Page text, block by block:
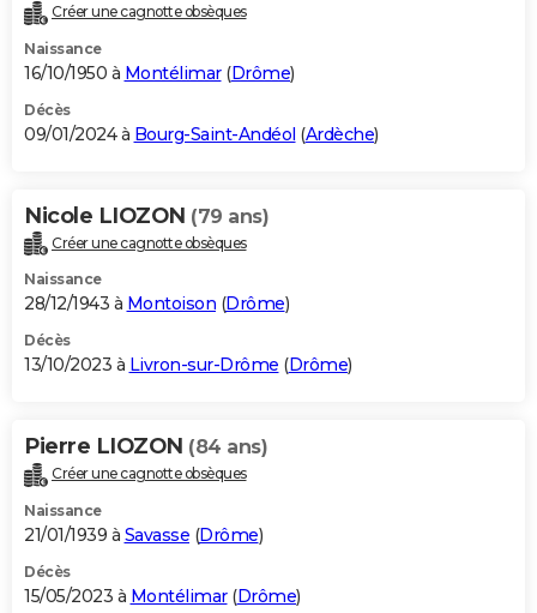
Créer une cagnotte obsèques
Naissance
16/10/1950 à Montélimar(Drôme)
Décès
09/01/2024 à Bourg-Saint-Andéol (Ardèche)
Nicole LIOZON (79 ans)
Créer une cagnotte obsèques
Naissance
28/12/1943 à Montoison (Drôme)
Décès
13/10/2023 à Livron-sur-Drôme (Drôme)
Pierre LIOZON (84 ans)
Créer une cagnotte obsèques
Naissance
21/01/1939 à Savasse (Drôme)
Décès
15/05/2023 à Montélimar(Drôme)